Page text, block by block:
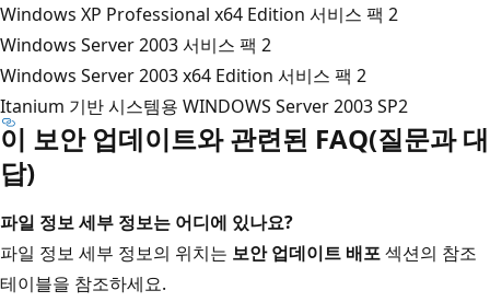
Windows XP Professional x64 Edition 서비스 팩 2
Windows Server 2003 서비스 팩 2
Windows Server 2003 x64 Edition 서비스 팩 2
Itanium 기반 시스템용 WINDOWS Server 2003 SP2
이 보안 업데이트와 관련된 FAQ(질문과 대
답)
파일 정보 세부 정보는 어디에 있나요?
파일 정보 세부 정보의 위치는 보안 업데이트 배포섹션의 참조
테이블을 참조하세요.